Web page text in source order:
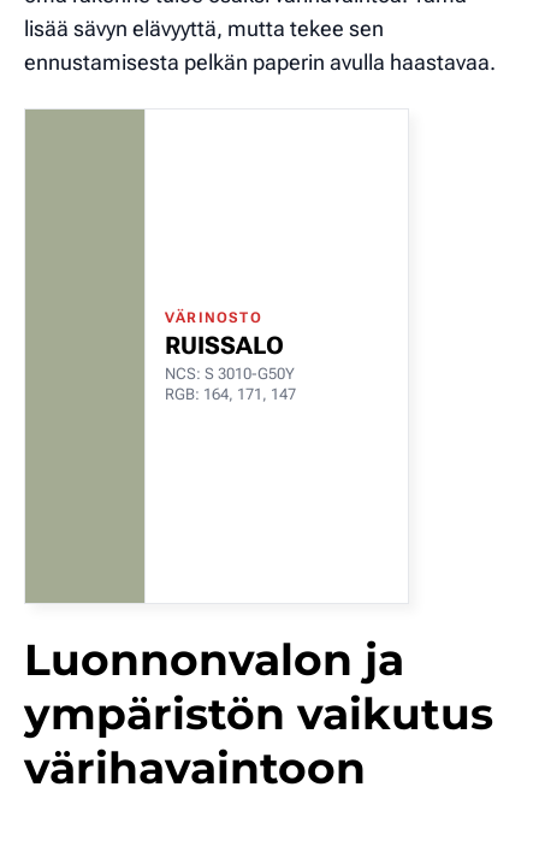
lisää sävyn elävyyttä, mutta tekee sen
ennustamisesta pelkän paperin avulla haastavaa.
VÄRINOSTO
RUISSALO
NCS: S 3010-G50Y
RGB: 164, 171, 147
Luonnonvalon ja
ympäristön vaikutus
värihavaintoon